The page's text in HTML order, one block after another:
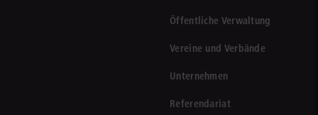
Öffentliche Verwaltung
Vereine und Verbände
Unternehmen
Referendariat